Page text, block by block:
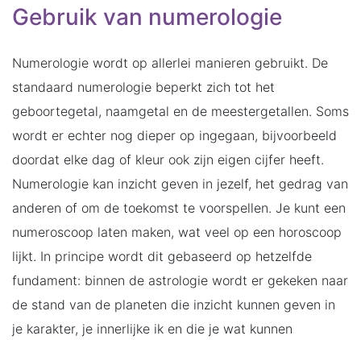
Gebruik van numerologie
Numerologie wordt op allerlei manieren gebruikt. De
standaard numerologie beperkt zich tot het
geboortegetal, naamgetal en de meestergetallen. Soms
wordt er echter nog dieper op ingegaan, bijvoorbeeld
doordat elke dag of kleur ook zijn eigen cijfer heeft.
Numerologie kan inzicht geven in jezelf, het gedrag van
anderen of om de toekomst te voorspellen. Je kunt een
numeroscoop laten maken, wat veel op een horoscoop
lijkt. In principe wordt dit gebaseerd op hetzelfde
fundament: binnen de astrologie wordt er gekeken naar
de stand van de planeten die inzicht kunnen geven in
je karakter, je innerlijke ik en die je wat kunnen